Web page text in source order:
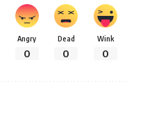
Angry
0
Dead
0
Wink
0